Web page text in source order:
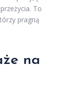
To
pragną
na